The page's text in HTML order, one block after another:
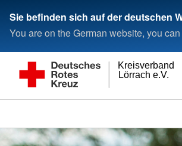
Sie befinden sich auf der deutschen
You are on the German website, you
Lörrach e.V.
Kreisverband